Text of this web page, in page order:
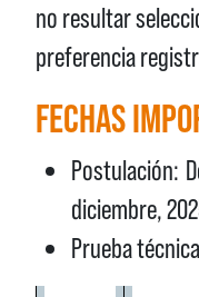
no resultar
preferencia
FECHAS
Postulación:
diciembre,
Prueba técnica